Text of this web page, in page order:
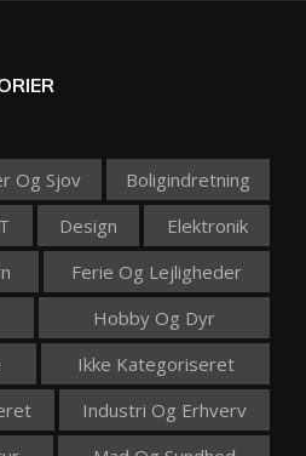
Og Sjov
Boligindretning
Design
Elektronik
Ferie Og Lejligheder
Hobby Og Dyr
Ikke Kategoriseret
Industri Og Erhverv